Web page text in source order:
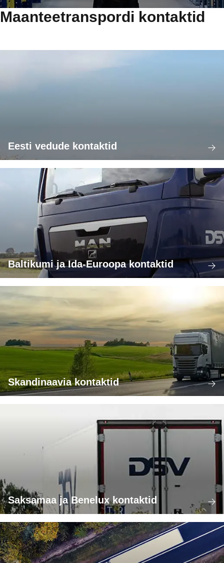
Maanteetranspordi kontaktid
Eesti vedude kontaktid
Baltikumi ja Ida-Euroopa kontaktid
Skandinaavia kontaktid
Saksamaa ja Benelux kontaktid